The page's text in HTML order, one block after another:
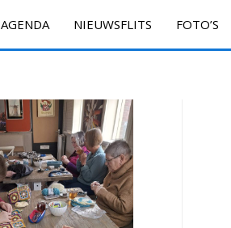
AGENDA NIEUWSFLITS FOTO’S